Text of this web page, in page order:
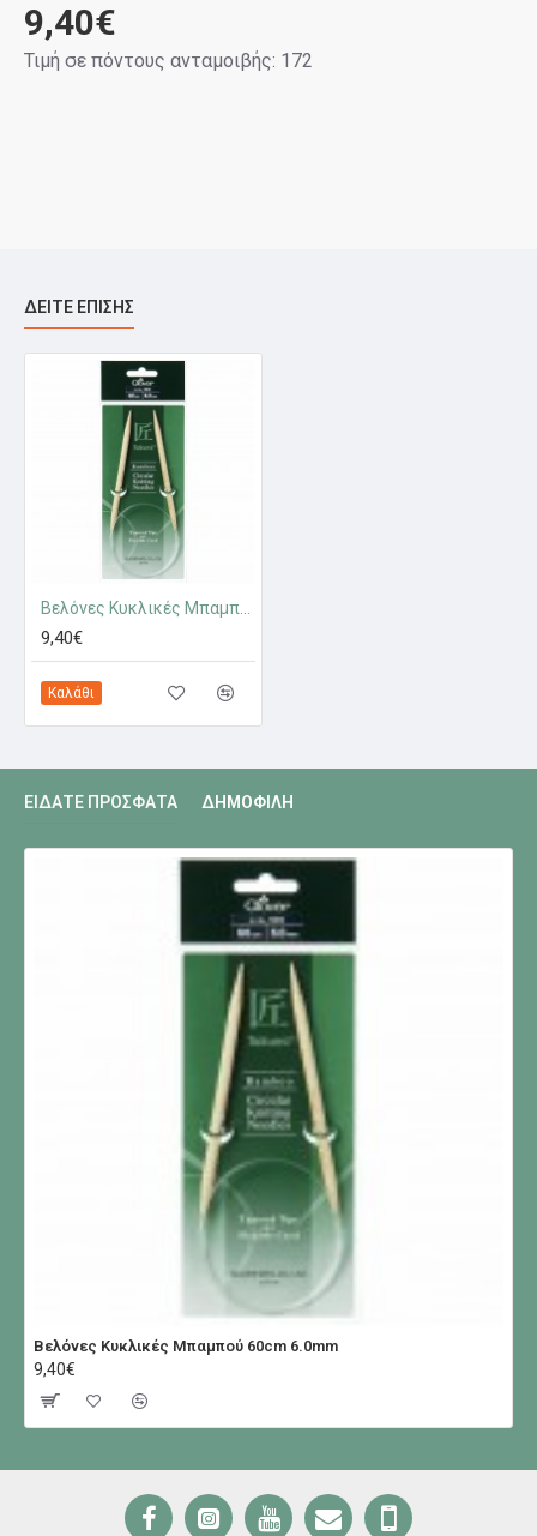
9,40€
Τιμή σε πόντους ανταμοιβής: 172
ΔΕΊΤΕ ΕΠΊΣΗΣ
Βελόνες Κυκλικές Μπαμπού 60cm 6.0mm
9,40€
Καλάθι
ΕΊΔΑΤΕ ΠΡΌΣΦΑΤΑ ΔΗΜΟΦΙΛΉ
Βελόνες Κυκλικές Μπαμπού 60cm 6.0mm
9,40€